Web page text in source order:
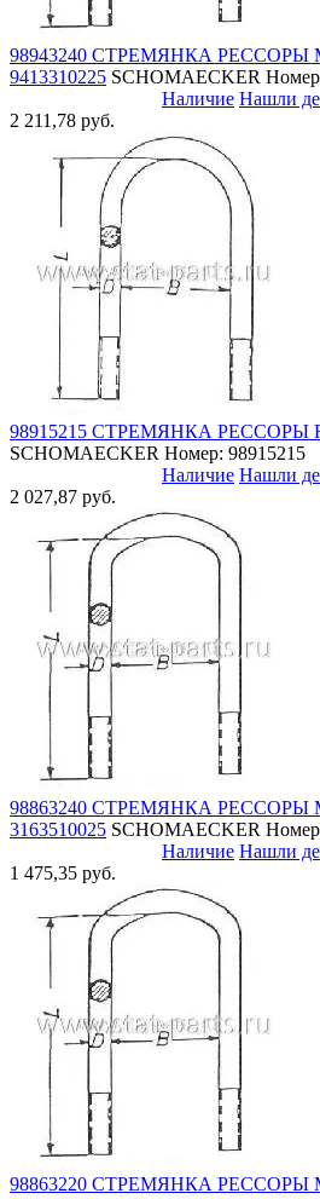
98943240 СТРЕМЯНКА РЕССОРЫ
9413310225 SCHOMAECKER
Наличие Нашли
2 211,78 руб.
98915215 СТРЕМЯНКА РЕССОРЫ
SCHOMAECKER Номер: 98915215
Наличие Нашли
2 027,87 руб.
98863240 СТРЕМЯНКА РЕССОРЫ
3163510025 SCHOMAECKER
Наличие Нашли
1 475,35 руб.
98863220 СТРЕМЯНКА РЕССОРЫ